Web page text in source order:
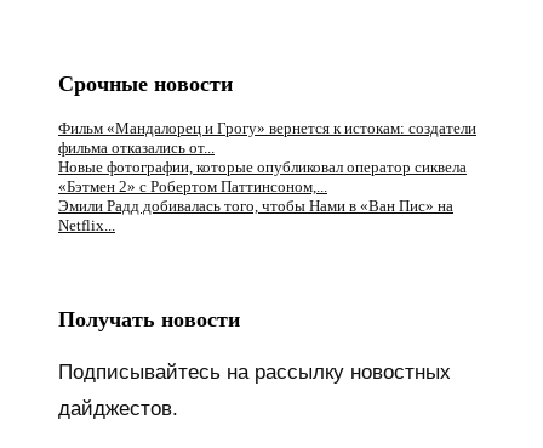
Срочные новости
Фильм «Мандалорец и Грогу» вернется к истокам: создатели
фильма отказались от...
Новые фотографии, которые опубликовал оператор сиквела
«Бэтмен 2» с Робертом Паттинсоном,...
Эмили Радд добивалась того, чтобы Нами в «Ван Пис» на
Netflix...
Получать новости
Подписывайтесь на рассылку новостных
дайджестов.